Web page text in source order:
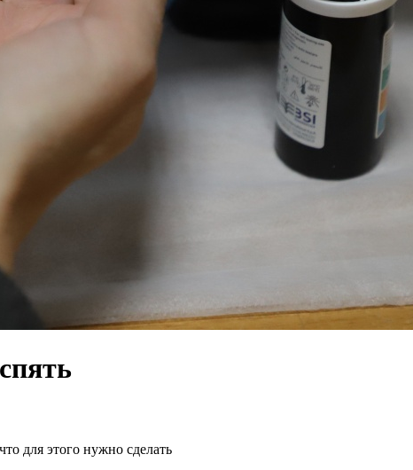
для этого нужно сделать